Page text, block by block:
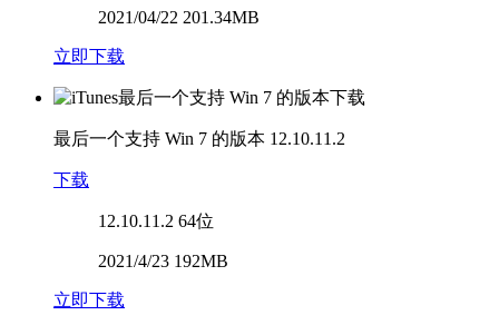
2021/04/22 201.34MB
立即下载
最后一个支持 Win 7 的版本 12.10.11.2
下载
12.10.11.2 64位
2021/4/23 192MB
立即下载